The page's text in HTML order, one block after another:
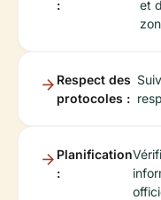
:
et
Respect des
protocoles :
Planification
: